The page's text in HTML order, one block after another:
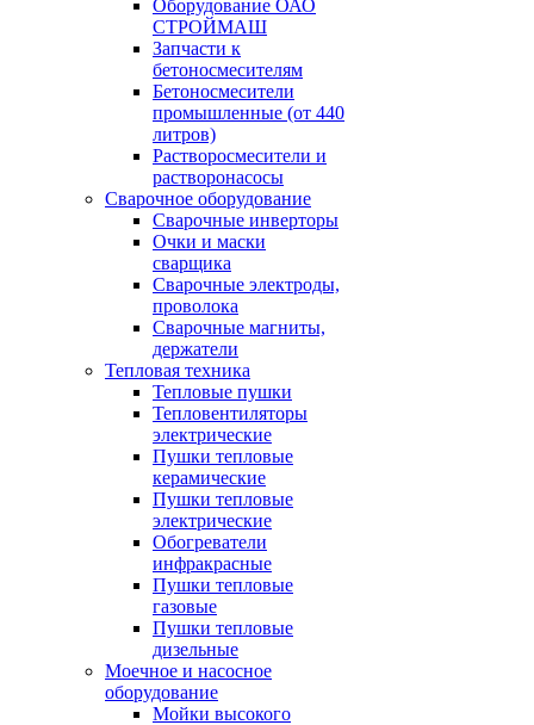
Оборудование ОАО
СТРОЙМАШ
Запчасти к
бетоносмесителям
Бетоносмесители
промышленные (от 440
литров)
Растворосмесители и
растворонасосы
Сварочное оборудование
Сварочные инверторы
Очки и маски
сварщика
Сварочные электроды,
проволока
Сварочные магниты,
держатели
Тепловая техника
Тепловые пушки
Тепловентиляторы
электрические
Пушки тепловые
керамические
Пушки тепловые
электрические
Обогреватели
инфракрасные
Пушки тепловые
газовые
Пушки тепловые
дизельные
Моечное и насосное
оборудование
Мойки высокого